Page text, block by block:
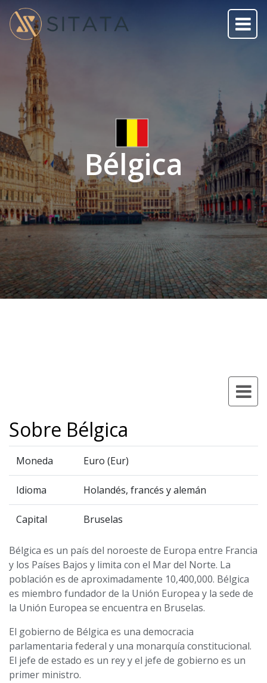
Bélgica
Sobre Bélgica
Moneda Euro (Eur)
Idioma Holandés, francés y alemán
Capital Bruselas
Bélgica es un país del noroeste de Europa entre Francia
y los Países Bajos y limita con el Mar del Norte. La
población es de aproximadamente 10,400,000. Bélgica
es miembro fundador de la Unión Europea y la sede de
la Unión Europea se encuentra en Bruselas.
El gobierno de Bélgica es una democracia
parlamentaria federal y una monarquía constitucional.
El jefe de estado es un rey y el jefe de gobierno es un
primer ministro.